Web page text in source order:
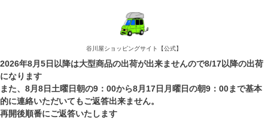
谷川屋ショッピングサイト【公式】
2026年8月5日以降は大型商品の出荷が出来ませんので8/17以降の出荷
になります
また、8月8日土曜日朝の9：00から8月17日月曜日の朝9：00まで基本
的に連絡いただいてもご返答出来ません。
再開後順番にご返答いたします